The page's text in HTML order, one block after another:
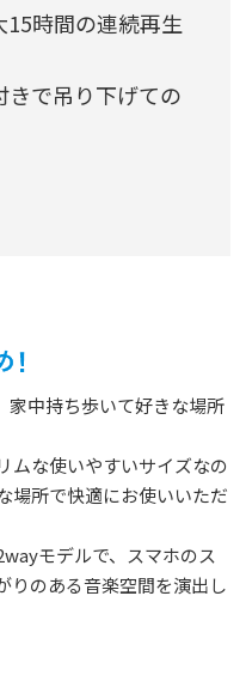
15時間の連続再生
きで吊り下げての
家中持ち歩いて好きな場所
ムな使いやすいサイズなの
場所で快適にお使いいただ
モデルで、スマホのス
りのある音楽空間を演出し